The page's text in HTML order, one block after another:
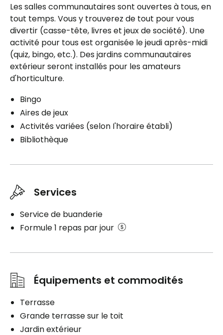
Entrée seulement
Buanderie à l'étage
Commodités
Bracelet / Tirette d'urgence
Espace de rangement
Air climatisé dans l’unité
Balcon / Terrasse
Services inclus à l'unité
Entretien ménager
Soins
Aide à l'alimentation
Assistance personnelle
Stationnement
Les salles communautaires sont ouvertes à tous, en
tout temps. Vous y trouverez de tout pour vous
divertir (casse-tête, livres et jeux de société). Une
activité pour tous est organisée le jeudi après-midi
(quiz, bingo, etc.). Des jardins communautaires
extérieur seront installés pour les amateurs
d'horticulture.
Bingo
Aires de jeux
Activités variées (selon I'horaire établi)
Bibliothèque
Services
Service de buanderie
Formule 1 repas par jour
Équipements et commodités
Terrasse
Grande terrasse sur le toit
Jardin extérieur